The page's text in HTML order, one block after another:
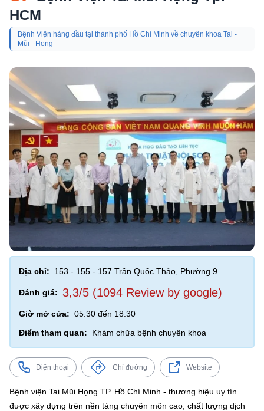
HCM
Bệnh Viện hàng đầu tại thành phố Hồ Chí Minh về chuyên khoa Tai -
Mũi - Họng
Địa chỉ: 153 - 155 - 157 Trần Quốc Thảo, Phường 9
Đánh giá: 3,3/5 (1094 Review by google)
Giờ mở cửa: 05:30 đến 18:30
Điểm tham quan:
Khám chữa bệnh chuyên khoa
Điện thoại Chỉ đường Website
Bệnh viện Tai Mũi Họng TP. Hồ Chí Minh - thương hiệu uy tín
được xây dựng trên nền tảng chuyên môn cao, chất lượng dịch